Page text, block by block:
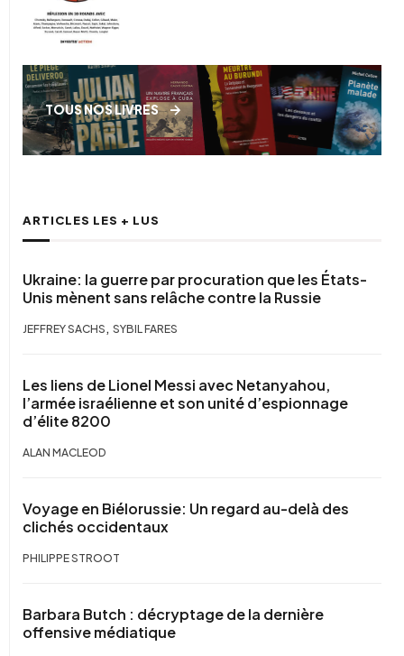
TOUS NOS LIVRES
ARTICLES LES + LUS
Ukraine: la guerre par procuration que les États-
Unis mènent sans relâche contre la Russie
JEFFREY SACHS, SYBIL FARES
Les liens de Lionel Messi avec Netanyahou,
l’armée israélienne et son unité d’espionnage
d’élite 8200
ALAN MACLEOD
Voyage en Biélorussie: Un regard au-delà des
clichés occidentaux
PHILIPPE STROOT
Barbara Butch : décryptage de la dernière
offensive médiatique